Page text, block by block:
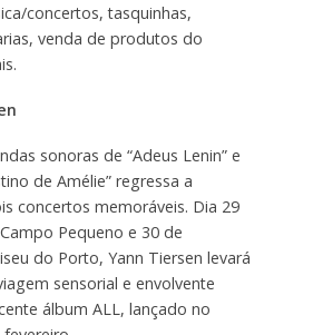
concertos, tasquinhas,
venda de produtos do
sonoras de “Adeus Lenin” e
de Amélie” regressa a
concertos memoráveis. Dia 29
Pequeno e 30 de
do Porto, Yann Tiersen levará
sensorial e envolvente
álbum ALL, lançado no